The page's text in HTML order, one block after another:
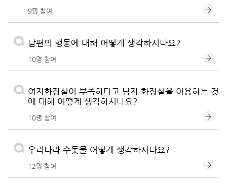
9명 참여
남편의 행동에 대해 어떻게 생각하시나요?
10명 참여
여자화장실이 부족하다고 남자 화장실을 이용하는 것
에 대해 어떻게 생각하시나요?
10명 참여
우리나라 수돗물 어떻게 생각하시나요?
12명 참여